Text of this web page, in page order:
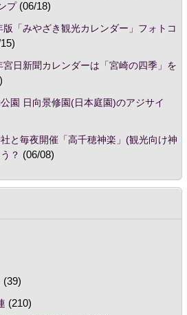
プ(06/18)
版「みやざき観光カレンダー」フォトコ
宮日新聞カレンダーは「宮崎の四季」を
園 日向景修園(日本庭園)のアジサイ
社と毎夜開催「高千穂神楽」(観光向け神
？ (06/08)
(39)
(210)